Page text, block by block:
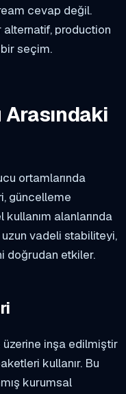
cevap değil.
alternatif, production
bir seçim.
ortamlarında
güncelleme
alanlarında
vadeli stabiliteyi,
doğrudan etkiler.
üzerine inşa edilmiştir
kullanır. Bu
kurumsal